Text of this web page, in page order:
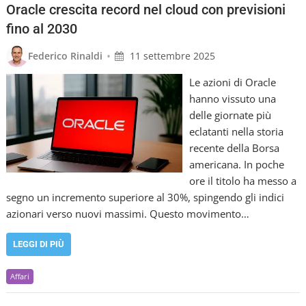
Oracle crescita record nel cloud con previsioni
fino al 2030
Federico Rinaldi • 11 settembre 2025
Le azioni di Oracle
hanno vissuto una
delle giornate più
eclatanti nella storia
recente della Borsa
americana. In poche
ore il titolo ha messo a
segno un incremento superiore al 30%, spingendo gli indici
azionari verso nuovi massimi. Questo movimento…
LEGGI DI PIÙ
Affari